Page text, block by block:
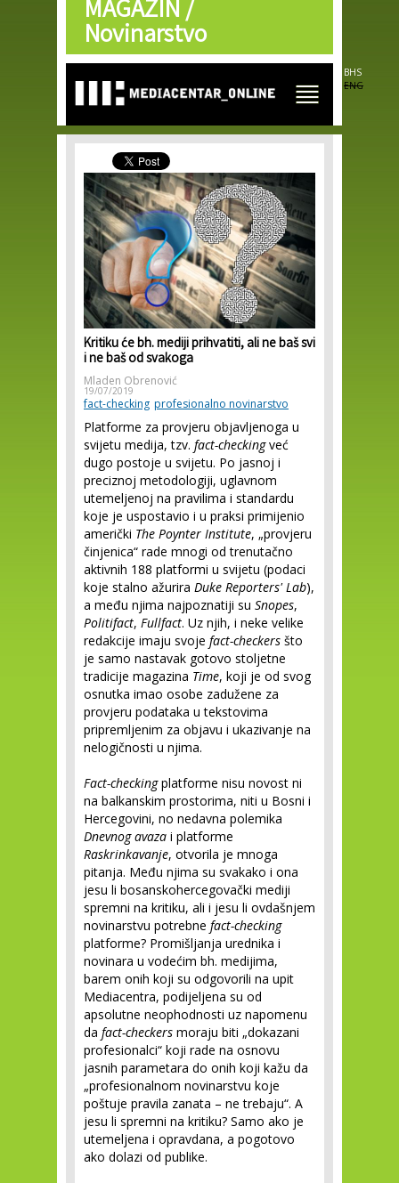
Skip to
main
content
MAGAZIN /
Novinarstvo
BHS
ENG
Kritiku će bh. mediji prihvatiti, ali ne baš svi
i ne baš od svakoga
Mladen Obrenović
19/07/2019
fact-checking profesionalno novinarstvo
Platforme za provjeru objavljenoga u
svijetu medija, tzv. fact-checkingveć
dugo postoje u svijetu. Po jasnoj i
preciznoj metodologiji, uglavnom
utemeljenoj na pravilima i standardu
koje je uspostavio i u praksi primijenio
američki The Poynter Institute, „provjeru
činjenica“ rade mnogi od trenutačno
aktivnih 188 platformi u svijetu (podaci
koje stalno ažurira Duke Reporters' Lab),
a među njima najpoznatiji su Snopes,
Politifact, Fullfact. Uz njih, i neke velike
redakcije imaju svoje fact-checkers što
je samo nastavak gotovo stoljetne
tradicije magazina Time, koji je od svog
osnutka imao osobe zadužene za
provjeru podataka u tekstovima
pripremljenim za objavu i ukazivanje na
nelogičnosti u njima.
Fact-checkingplatforme nisu novost ni
na balkanskim prostorima, niti u Bosni i
Hercegovini, no nedavna polemika
Dnevnog avaza i platforme
Raskrinkavanje, otvorila je mnoga
pitanja. Među njima su svakako i ona
jesu li bosanskohercegovački mediji
spremni na kritiku, ali i jesu li ovdašnjem
novinarstvu potrebne fact-checking
platforme? Promišljanja urednika i
novinara u vodećim bh. medijima,
barem onih koji su odgovorili na upit
Mediacentra, podijeljena su od
apsolutne neophodnosti uz napomenu
da fact-checkers moraju biti „dokazani
profesionalci“ koji rade na osnovu
jasnih parametara do onih koji kažu da
„profesionalnom novinarstvu koje
poštuje pravila zanata – ne trebaju“. A
jesu li spremni na kritiku? Samo ako je
utemeljena i opravdana, a pogotovo
ako dolazi od publike.